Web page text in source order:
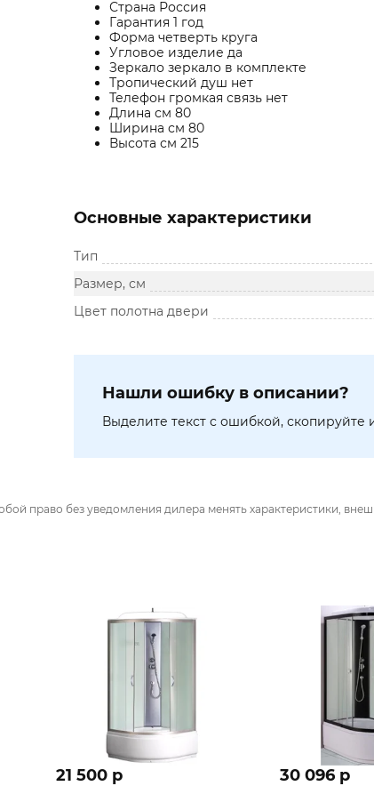
Страна Россия
Гарантия 1 год
Форма четверть круга
Угловое изделие да
Зеркало зеркало в комплекте
Тропический душ нет
Телефон громкая связь нет
Длина см 80
Ширина см 80
Высота см 215
Основные характеристики
Тип
Размер, см
Цвет полотна двери
Нашли ошибку в описании?
Выделите текст с ошибкой, скопируйте
право без уведомления дилера менять характеристики,
21 500 p 30 096 p